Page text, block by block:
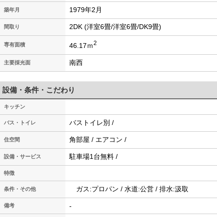
築年月 1979年2月
間取り 2DK (洋室6畳/洋室6畳/DK9畳)
専有面積 46.17ｍ2
主要採光面 南西
設備・条件・こだわり
キッチン
バス・トイレ バストイレ別 /
住空間 角部屋 / エアコン /
設備・サービス 駐車場1台無料 /
特徴
条件・その他 ガス:プロパン / 水道:公営 / 排水:汲取
備考 -